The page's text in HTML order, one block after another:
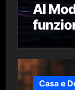
AI
Casa e